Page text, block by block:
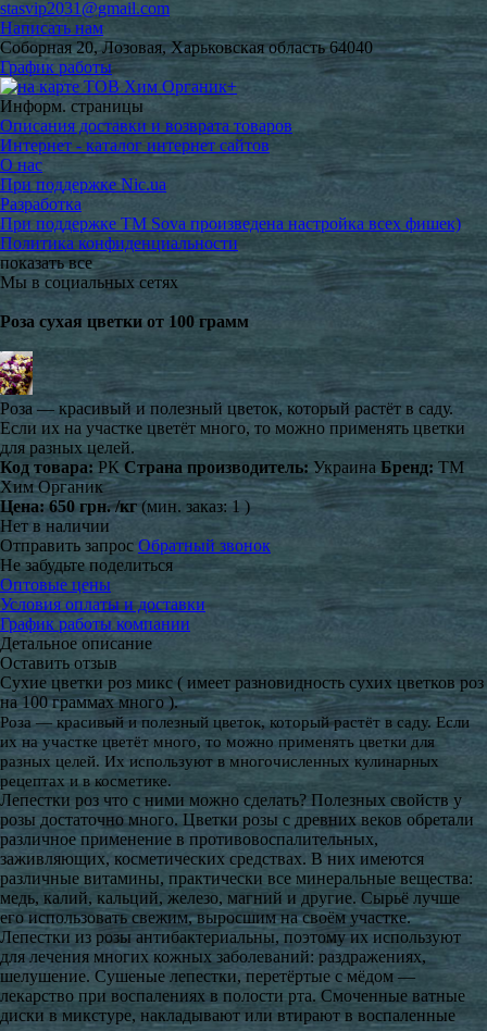
stasvip2031@gmail.com
Написать нам
Соборная 20, Лозовая, Харьковская область 64040
График работы
Информ. страницы
Описания доставки и возврата товаров
Интернет - каталог интернет сайтов
О нас
При поддержке Nic.ua
Разработка
При поддержке TM Sova произведена настройка всех фишек)
Политика конфиденциальности
показать все
Мы в социальных сетях
Роза сухая цветки от 100 грамм
Роза — красивый и полезный цветок, который растёт в саду.
Если их на участке цветёт много, то можно применять цветки
для разных целей.
Код товара: РК Страна производитель: Украина Бренд: ТМ
Хим Органик
Цена:650 грн./кг(мин. заказ: 1 )
Нет в наличии
Отправить запрос Обратный звонок
Не забудьте поделиться
Оптовые цены
Условия оплаты и доставки
График работы компании
Детальное описание
Оставить отзыв
Сухие цветки роз микс ( имеет разновидность сухих цветков роз
на 100 граммах много ).
Роза — красивый и полезный цветок, который растёт в саду. Если
их на участке цветёт много, то можно применять цветки для
разных целей. Их используют в многочисленных кулинарных
рецептах и в косметике.
Лепестки роз что с ними можно сделать? Полезных свойств у
розы достаточно много. Цветки розы с древних веков обретали
различное применение в противовоспалительных,
заживляющих, косметических средствах. В них имеются
различные витамины, практически все минеральные вещества:
медь, калий, кальций, железо, магний и другие. Сырьё лучше
его использовать свежим, выросшим на своём участке.
Лепестки из розы антибактериальны, поэтому их используют
для лечения многих кожных заболеваний: раздражениях,
шелушение. Сушеные лепестки, перетёртые с мёдом —
лекарство при воспалениях в полости рта. Смоченные ватные
диски в микстуре, накладывают или втирают в воспаленные